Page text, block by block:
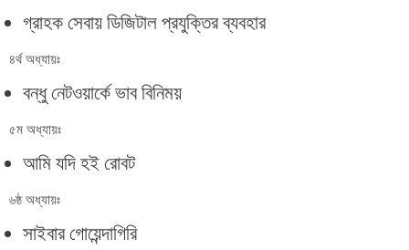
গ্রাহক সেবায় ডিজিটাল প্রযুক্তির ব্যবহার
৪র্থ অধ্যায়ঃ
বন্ধু নেটওয়ার্কে ভাব বিনিময়
৫ম অধ্যায়ঃ
আমি যদি হই রোবট
৬ষ্ঠ অধ্যায়ঃ
সাইবার গোয়েন্দাগিরি